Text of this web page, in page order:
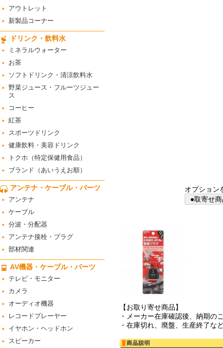
アウトレット
新製品コーナー
ドリンク・飲料水
ミネラルウォーター
お茶
ソフトドリンク・清涼飲料水
野菜ジュース・フルーツジュー
ス
コーヒー
紅茶
スポーツドリンク
健康飲料・美容ドリンク
トクホ（特定保健用食品）
ブランド（あいうえお順）
アンテナ・ケーブル・パーツ
アンテナ
ケーブル
分波・分配器
アンテナ接栓・プラグ
部材関連
AV機器・ケーブル・パーツ
テレビ・モニター
カメラ
オーディオ機器
レコードプレーヤー
イヤホン・ヘッドホン
スピーカー
オプション
●取寄せ
【お取り寄せ商品】
・メーカー在庫確認後、納期の
・在庫切れ、廃盤、生産終了な